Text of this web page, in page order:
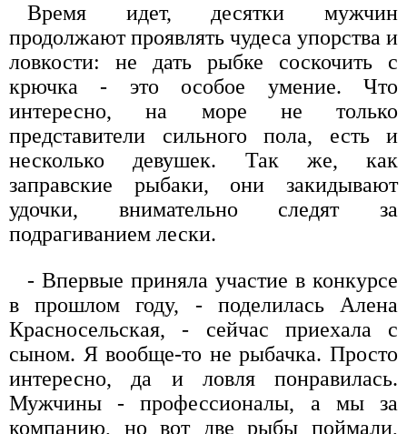
Время идет, десятки мужчин
продолжают проявлять чудеса упорства и
ловкости: не дать рыбке соскочить с
крючка - это особое умение. Что
интересно, на море не только
представители сильного пола, есть и
несколько девушек. Так же, как
заправские рыбаки, они закидывают
удочки, внимательно следят за
подрагиванием лески.
- Впервые приняла участие в конкурсе
в прошлом году, - поделилась Алена
Красносельская, - сейчас приехала с
сыном. Я вообще-то не рыбачка. Просто
интересно, да и ловля понравилась.
Мужчины - профессионалы, а мы за
компанию, но вот две рыбы поймали,